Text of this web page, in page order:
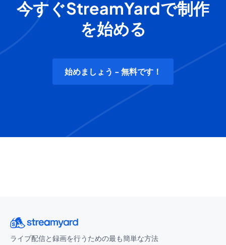
今すぐStreamYardで制作
を始める
始めましょう - 無料です！
ライブ配信と録画を行うための最も簡単な方法